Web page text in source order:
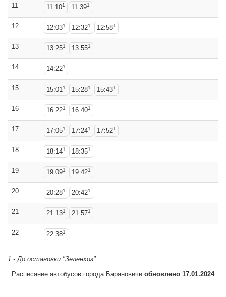
11 11:101 11:391
12 12:031 12:321 12:581
13 13:251 13:551
14 14:221
15 15:011 15:281 15:431
16 16:221 16:401
17 17:051 17:241 17:521
18 18:141 18:351
19 19:091 19:421
20 20:281 20:421
21 21:131 21:571
22 22:381
1 - До остановки "Зеленхоз"
Расписание автобусов города Барановичи обновлено 17.01.2024